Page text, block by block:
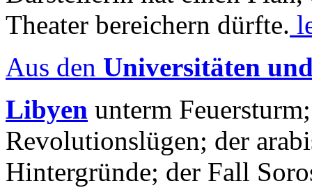
Theater bereichern dürfte.
Aus den Universitäten
Libyen unterm
Revolutionslügen; der
Hintergründe; der Fall